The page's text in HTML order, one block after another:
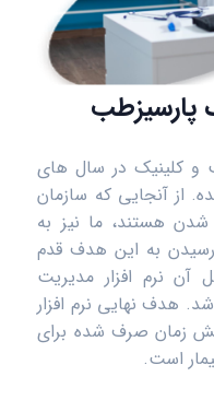
پارسیزطب
و کلینیک در سال های
از آنجایی که سازمان
شدن هستند، ما نیز به
رسیدن به این هدف قدم
نرم افزار مدیریت
هدف نهایی نرم افزار
زمان صرف شده برای
است.